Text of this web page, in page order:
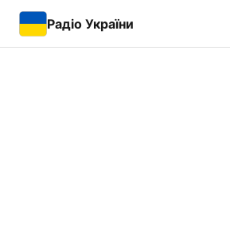
Радіо України